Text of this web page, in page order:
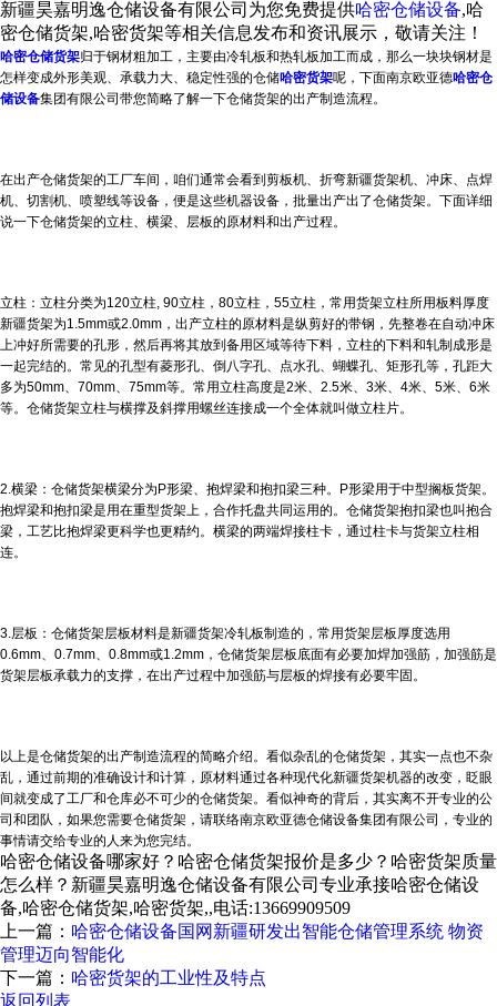
新疆昊嘉明逸仓储设备有限公司为您免费提供哈密仓储设备,哈
密仓储货架,哈密货架等相关信息发布和资讯展示，敬请关注！
哈密仓储货架归于钢材粗加工，主要由冷轧板和热轧板加工而成，那么一块块钢材是
怎样变成外形美观、承载力大、稳定性强的仓储哈密货架呢，下面南京欧亚德哈密仓
储设备集团有限公司带您简略了解一下仓储货架的出产制造流程。
在出产仓储货架的工厂车间，咱们通常会看到剪板机、折弯新疆货架机、冲床、点焊
机、切割机、喷塑线等设备，便是这些机器设备，批量出产出了仓储货架。下面详细
说一下仓储货架的立柱、横梁、层板的原材料和出产过程。
立柱：立柱分类为120立柱, 90立柱，80立柱，55立柱，常用货架立柱所用板料厚度
新疆货架为1.5mm或2.0mm，出产立柱的原材料是纵剪好的带钢，先整卷在自动冲床
上冲好所需要的孔形，然后再将其放到备用区域等待下料，立柱的下料和轧制成形是
一起完结的。常见的孔型有菱形孔、倒八字孔、点水孔、蝴蝶孔、矩形孔等，孔距大
多为50mm、70mm、75mm等。常用立柱高度是2米、2.5米、3米、4米、5米、6米
等。仓储货架立柱与横撑及斜撑用螺丝连接成一个全体就叫做立柱片。
2.横梁：仓储货架横梁分为P形梁、抱焊梁和抱扣梁三种。P形梁用于中型搁板货架。
抱焊梁和抱扣梁是用在重型货架上，合作托盘共同运用的。仓储货架抱扣梁也叫抱合
梁，工艺比抱焊梁更科学也更精约。横梁的两端焊接柱卡，通过柱卡与货架立柱相
连。
3.层板：仓储货架层板材料是新疆货架冷轧板制造的，常用货架层板厚度选用
0.6mm、0.7mm、0.8mm或1.2mm，仓储货架层板底面有必要加焊加强筋，加强筋是
货架层板承载力的支撑，在出产过程中加强筋与层板的焊接有必要牢固。
以上是仓储货架的出产制造流程的简略介绍。看似杂乱的仓储货架，其实一点也不杂
乱，通过前期的准确设计和计算，原材料通过各种现代化新疆货架机器的改变，眨眼
间就变成了工厂和仓库必不可少的仓储货架。看似神奇的背后，其实离不开专业的公
司和团队，如果您需要仓储货架，请联络南京欧亚德仓储设备集团有限公司，专业的
事情请交给专业的人来为您完结。
哈密仓储设备哪家好？哈密仓储货架报价是多少？哈密货架质量
怎么样？新疆昊嘉明逸仓储设备有限公司专业承接哈密仓储设
备,哈密仓储货架,哈密货架,,电话:13669909509
上一篇： 哈密仓储设备国网新疆研发出智能仓储管理系统 物资
管理迈向智能化
下一篇： 哈密货架的工业性及特点
返回列表